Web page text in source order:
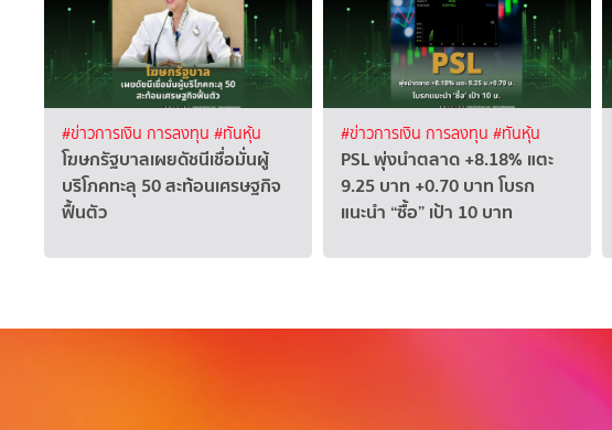
#ข่าวการเงิน การลงทุน #ทันหุ้น
โฆษกรัฐบาลเผยดัชนีเชื่อมั่นผู้
บริโภคทะลุ 50 สะท้อนเศรษฐกิจ
ฟื้นตัว
#ข่าวการเงิน การลงทุน #ทันหุ้น
PSL พุ่งนำตลาด +8.18% แตะ
9.25 บาท +0.70 บาท โบรก
แนะนำ “ซื้อ” เป้า 10 บาท